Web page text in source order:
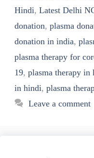
Hindi, Latest Delhi
donation, plasma
donation in india,
plasma therapy for
19, plasma therapy in
in hindi, plasma
Leave a comment